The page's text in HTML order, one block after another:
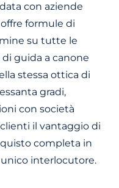
con aziende
formule di
su tutte le
guida a canone
stessa ottica di
gradi,
con società
il vantaggio di
completa in
interlocutore.